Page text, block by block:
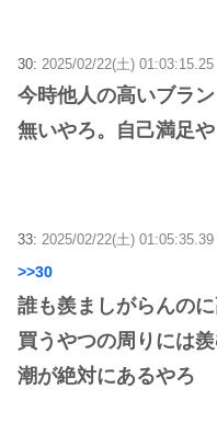
30: 2025/02/22(土)
今時他人の高いブラ
無いやろ。自己満足や
33: 2025/02/22(土)
>>30
誰も羨ましがらんの
買うやつの周りには
潮が絶対にあるやろ